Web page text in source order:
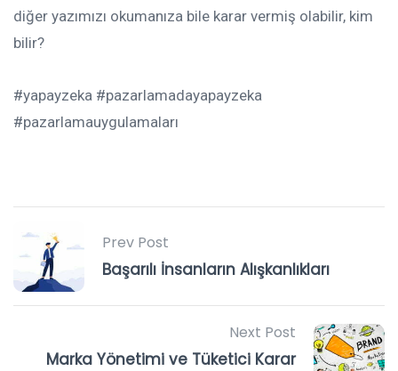
diğer yazımızı okumanıza bile karar vermiş olabilir, kim
bilir?
#yapayzeka #pazarlamadayapayzeka
#pazarlamauygulamaları
Prev Post
Başarılı İnsanların Alışkanlıkları
Next Post
Marka Yönetimi ve Tüketici Karar